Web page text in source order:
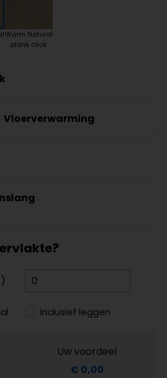
Warm Natural
plank click
Vloerverwarming
Inclusief leggen
Uw voordeel
€ 0,00